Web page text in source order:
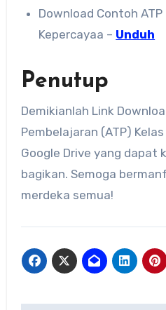
Download Contoh
Kepercayaa – Unduh
Penutup
Demikianlah Link
Pembelajaran (ATP)
Google Drive yang dapat
bagikan. Semoga
merdeka semua!